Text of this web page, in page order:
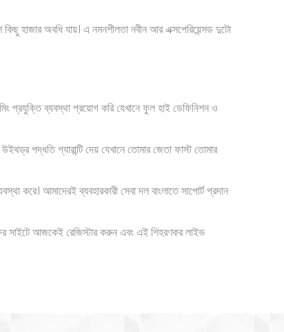
হাজার অবধি যায়। এ নমনশীলতা নবীন আর এক্সপেরিয়েন্সড দুটো
প্রযুক্তি ব্যবস্থা প্রয়োগ করি যেখানে ফুল হাই ডেফিনিশন ও
পদ্ধতি গ্যারান্টি দেয় যেখানে তোমার জেতা ফাস্ট তোমার
করে। আমাদেরই ব্যবহারকারী সেবা দল বাংলাতে সাপোর্ট প্রদান
সাইটে আজকেই রেজিস্টার করুন এবং এই শিহরণকর লাইভ